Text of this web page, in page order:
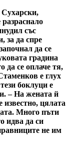
Сухарски,
със
за да спре
да се
градина
да се оплаче тя,
е глух
боклуци е
– На жената й
известно, цялата
Много пъти
идва да си
не им